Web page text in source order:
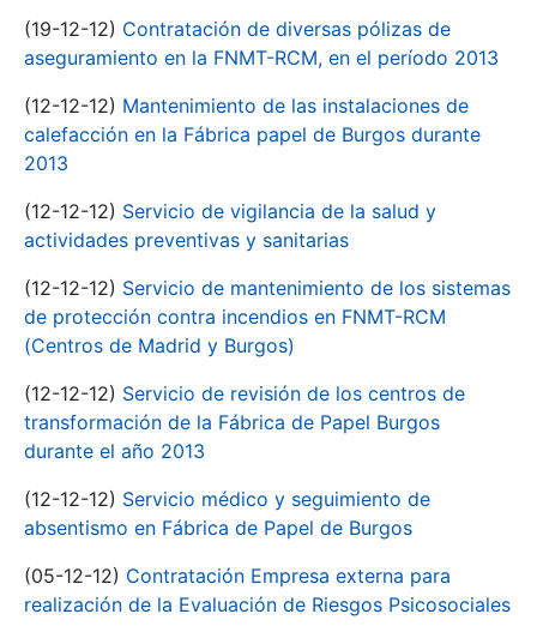
(19-12-12) Contratación de diversas pólizas de
aseguramiento en la FNMT-RCM, en el período 2013
(12-12-12) Mantenimiento de las instalaciones de
calefacción en la Fábrica papel de Burgos durante
2013
(12-12-12) Servicio de vigilancia de la salud y
actividades preventivas y sanitarias
(12-12-12) Servicio de mantenimiento de los sistemas
de protección contra incendios en FNMT-RCM
(Centros de Madrid y Burgos)
(12-12-12) Servicio de revisión de los centros de
transformación de la Fábrica de Papel Burgos
durante el año 2013
(12-12-12) Servicio médico y seguimiento de
absentismo en Fábrica de Papel de Burgos
(05-12-12) Contratación Empresa externa para
realización de la Evaluación de Riesgos Psicosociales